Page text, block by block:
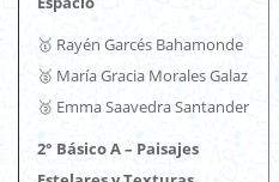
🥇 Rayén Garcés Bahamonde
🥈 María Gracia Morales Galaz
🥉 Emma Saavedra Santander
2° Básico A – Paisajes